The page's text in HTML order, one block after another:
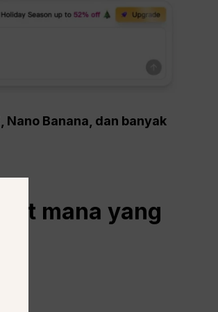
Banana, dan banyak
mana yang